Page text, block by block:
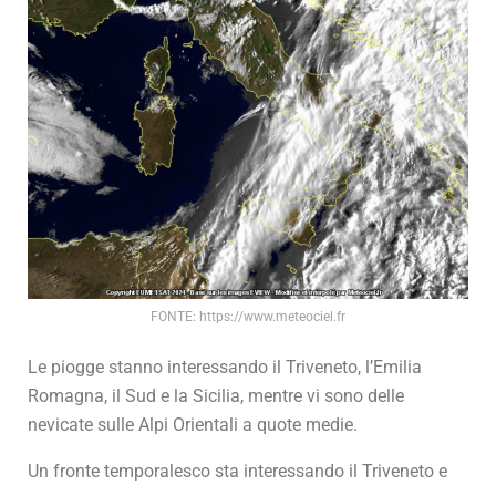
FONTE: https://www.meteociel.fr
Le piogge stanno interessando il Triveneto, l’Emilia
Romagna, il Sud e la Sicilia, mentre vi sono delle
nevicate sulle Alpi Orientali a quote medie.
Un fronte temporalesco sta interessando il Triveneto e